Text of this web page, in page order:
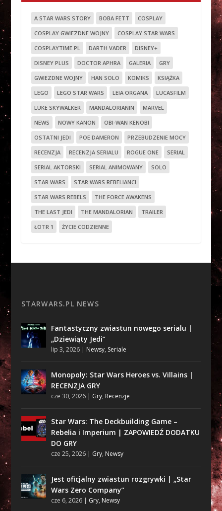
A STAR WARS STORY BOBA FETT
COSPLAY
COSPLAY GWIEZDNE WOJNY
COSPLAY STAR WARS
COSPLAYTIME.PL
DARTH VADER
DISNEY+
DISNEY PLUS
DOCTOR APHRA GALERIA
GRY
GWIEZDNE WOJNY
HAN SOLO KOMIKS
KSIĄŻKA
LEGO
LEGO STAR WARS LEIA ORGANA
LUCASFILM
LUKE SKYWALKER
MANDALORIANIN
MARVEL
NEWS
NOWY KANON
OBI-WAN KENOBI
OSTATNI JEDI
POE DAMERON
PRZEBUDZENIE MOCY
RECENZJA
RECENZJA SERIALU ROGUE ONE
SERIAL
SERIAL AKTORSKI
SERIAL ANIMOWANY
SOLO
STAR WARS
STAR WARS REBELIANCI
STAR WARS REBELS
THE FORCE AWAKENS
THE LAST JEDI
THE MANDALORIAN
TRAILER
ŁOTR 1
ŻYCIE CODZIENNE
STARWARS.PL NEWS
Fantastyczny zwiastun nowego serialu |
„Dziewiąty Jedi”
lip 3, 2026| Newsy, Seriale
Monopoly: Star Wars Heroes vs. Villains |
RECENZJA GRY
cze 30, 2026| Gry, Recenzje
Star Wars: The Deckbuilding Game –
Rebelia i Imperium | ZAPOWIEDŹ DODATKU
DO GRY
cze 25, 2026| Gry, Newsy
Jest oficjalny zwiastun rozgrywki | „Star
Wars Zero Company”
cze 6, 2026| Gry, Newsy